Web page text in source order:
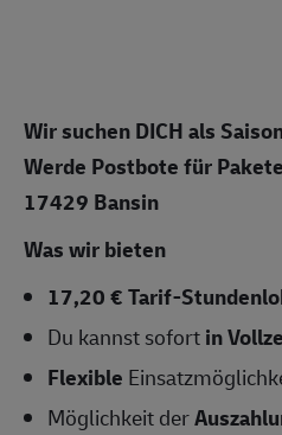
Wir suchen DICH als
Werde Postbote für
17429 Bansin
Was wir bieten
17,20 € Tarif-
Du kannst sofortin
Flexible
Möglichkeit der